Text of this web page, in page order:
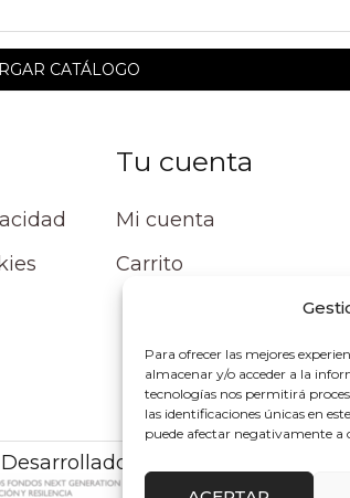
Para ofrecer las mejores
almacenar y/o acceder a la
tecnologías nos permitirá
las identificaciones únicas en
puede afectar negativamente a
Tu cuenta
Mi cuenta
Carrito
por Alpelupe